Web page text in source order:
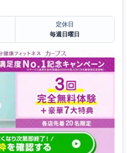
定休日
毎週日曜日